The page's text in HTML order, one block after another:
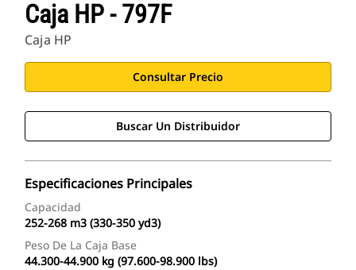
Caja HP - 797F
Caja HP
Consultar Precio
Buscar Un Distribuidor
Especificaciones Principales
Capacidad
252-268 m3 (330-350 yd3)
Peso De La Caja Base
44.300-44.900 kg (97.600-98.900 lbs)